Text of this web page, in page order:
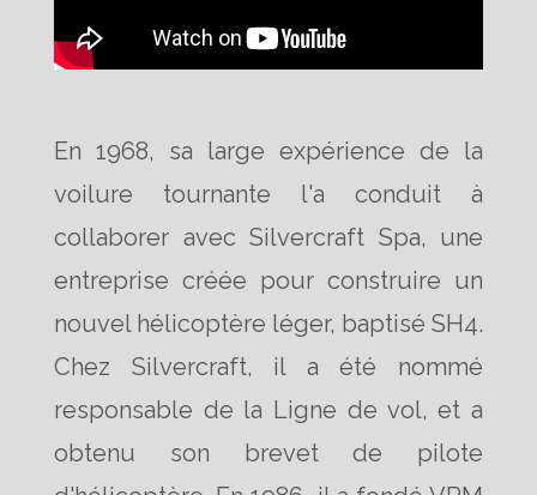
En 1968, sa large expérience de la
voilure tournante l'a conduit à
collaborer avec Silvercraft Spa, une
entreprise créée pour construire un
nouvel hélicoptère léger, baptisé SH4.
Chez Silvercraft, il a été nommé
responsable de la Ligne de vol, et a
obtenu son brevet de pilote